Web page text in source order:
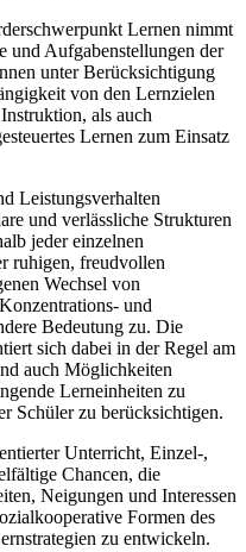
Lernen nimmt
und Aufgabenstellungen der
unter Berücksichtigung
von den Lernzielen
als auch
Lernen zum Einsatz
Leistungsverhalten
und verlässliche Strukturen
jeder einzelnen
ruhigen, freudvollen
Wechsel von
und
Bedeutung zu. Die
sich dabei in der Regel am
auch Möglichkeiten
Lerneinheiten zu
Schüler zu berücksichtigen.
Unterricht, Einzel-,
Chancen, die
Neigungen und Interessen
Formen des
zu entwickeln.